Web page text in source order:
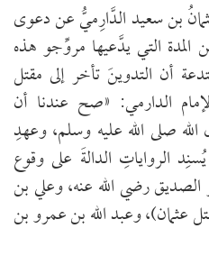
بن سعيد الدَّارِميُّ عن دعوى
التي يدَّعيها مروِّجو هذه
أن التدوينَ تأخر إلى مقتل
الدارمي: «صح عندنا أن
صلى الله عليه وسلم، وعهدِ
الرواياتِ الدالةَ على وقوع
رضي الله عنه، وعلي بن
عثمان)، وعبد الله بن عمرو بن